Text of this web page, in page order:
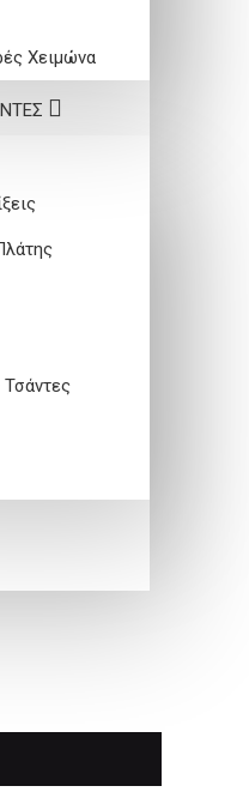
Χειμώνα
Τσάντες